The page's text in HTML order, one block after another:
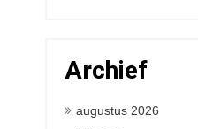
Archief
augustus 2026